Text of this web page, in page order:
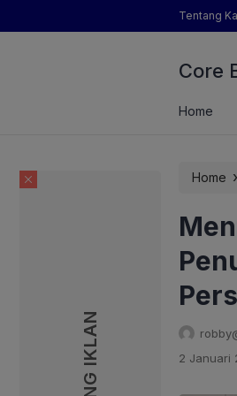
Tentang
Core
Pertanian yang Dimaksud Mentan
Home
Home ›
2 Januari